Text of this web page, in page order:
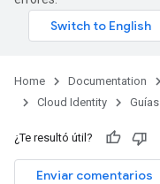
Home Documentation
Cloud Identity
Guías
¿Te resultó útil?
Enviar comentarios